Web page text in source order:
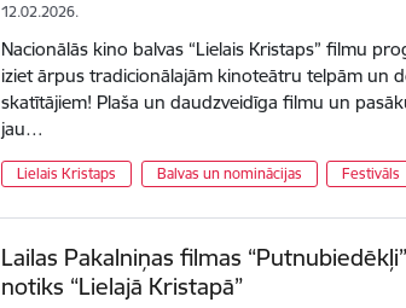
12.02.2026.
Nacionālās kino balvas “Lielais Kristaps” filmu
iziet ārpus tradicionālajām kinoteātru telpām un
skatītājiem! Plaša un daudzveidīga filmu un
jau…
Lielais Kristaps Balvas un nominācijas Festivāls
Lailas Pakalniņas filmas
notiks “Lielajā Kristapā”